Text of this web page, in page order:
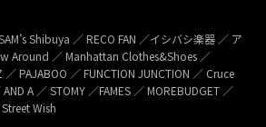
Shibuya ／ RECO FAN ／イシバシ楽器 ／ ア
Around ／ Manhattan Clothes&Shoes ／
／ PAJABOO ／ FUNCTION JUNCTION ／ Cruce
A ／ STOMY ／FAMES ／ MOREBUDGET ／
Wish